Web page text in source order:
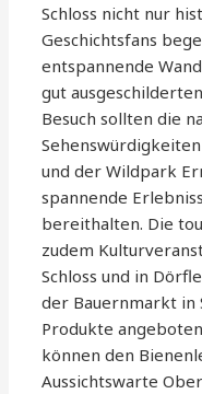
Schloss nicht nur
Geschichtsfans
entspannende
gut
Besuch sollten die
und der Wildpark
spannende
bereithalten. Die
zudem
Schloss und in
der Bauernmarkt in
Produkte
können den
Aussichtswarte